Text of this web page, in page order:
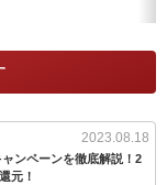
ャンペーンを徹底解説！2
元！
2023.08.18